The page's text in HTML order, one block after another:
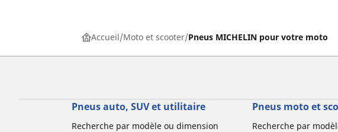
Accueil Moto et scooter Pneus MICHELIN pour votre moto
Pneus auto, SUV et utilitaire
Recherche par modèle ou dimension
Pneus moto et
Recherche par